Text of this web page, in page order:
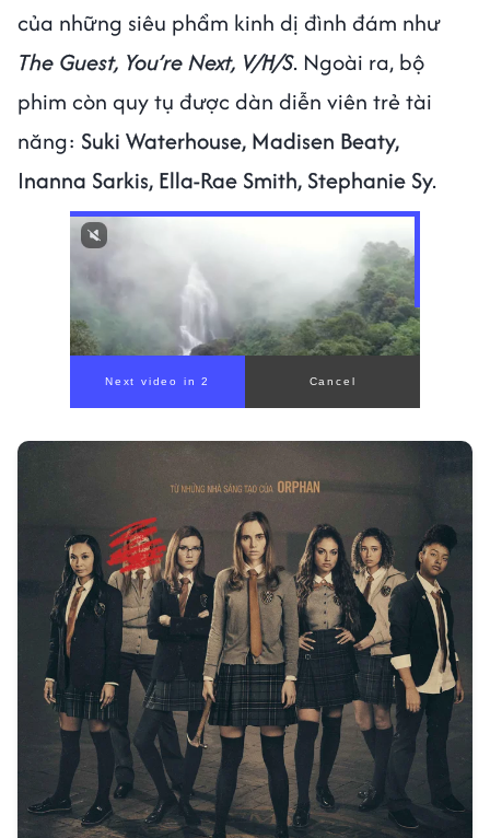
của những siêu phẩm kinh dị đình đám như
The Guest, You’re Next, V/H/S. Ngoài ra, bộ
phim còn quy tụ được dàn diễn viên trẻ tài
năng: Suki Waterhouse, Madisen Beaty,
Inanna Sarkis, Ella-Rae Smith, Stephanie Sy.